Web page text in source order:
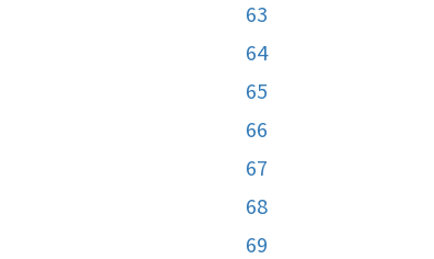
63
64
65
66
67
68
69